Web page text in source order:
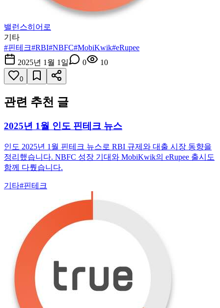
밸런스히어로
기타
#핀테크#RBI#NBFC#MobiKwik#eRupee
2025년 1월 1일
0 10
0
관련 추천 글
2025년 1월 인도 핀테크 뉴스
인도 2025년 1월 핀테크 뉴스로 RBI 규제와 대출 시장 동향을
정리했습니다. NBFC 성장 기대와 MobiKwik의 eRupee 출시도
함께 다뤘습니다.
기타#핀테크